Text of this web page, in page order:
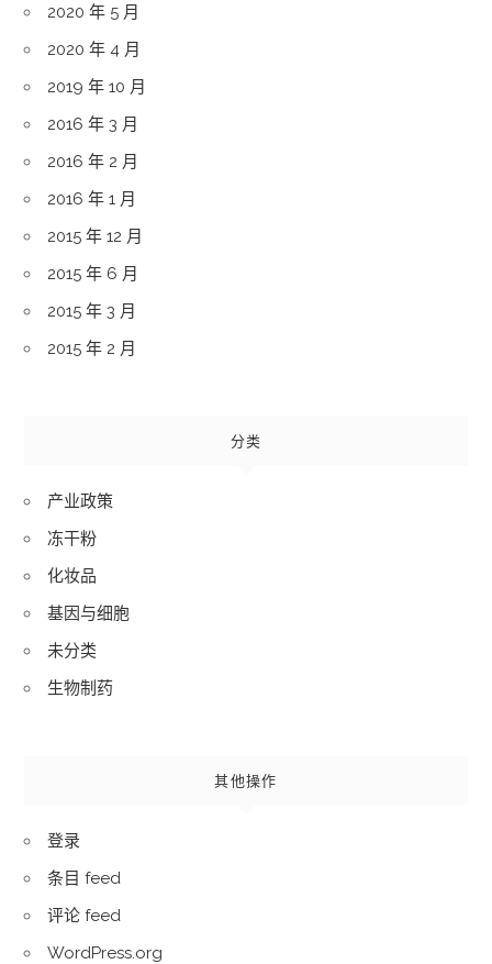
2020 年 5 月
2020 年 4 月
2019 年 10 月
2016 年 3 月
2016 年 2 月
2016 年 1 月
2015 年 12 月
2015 年 6 月
2015 年 3 月
2015 年 2 月
分类
产业政策
冻干粉
化妆品
基因与细胞
未分类
生物制药
其他操作
登录
条目 feed
评论 feed
WordPress.org